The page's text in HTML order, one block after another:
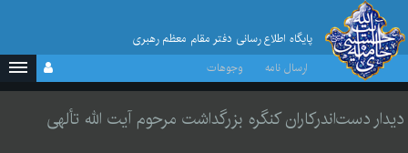
پایگاه اطلاع رسانی دفتر مقام معظم رهبری
ارسال نامه
وجوهات
دیدار دست‌اندرکاران کنگره بزرگداشت مرحوم آیت الله تألهی